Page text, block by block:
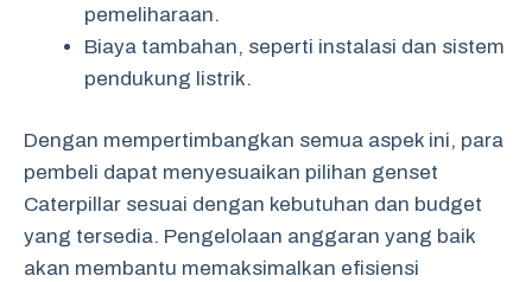
pemeliharaan.
Biaya tambahan, seperti instalasi dan sistem
pendukung listrik.
Dengan mempertimbangkan semua aspek ini, para
pembeli dapat menyesuaikan pilihan genset
Caterpillar sesuai dengan kebutuhan dan budget
yang tersedia. Pengelolaan anggaran yang baik
akan membantu memaksimalkan efisiensi